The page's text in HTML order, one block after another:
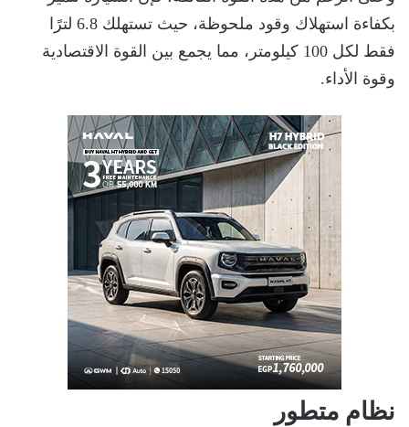
بكفاءة استهلاك وقود ملحوظة، حيث تستهلك 6.8 لترًا
فقط لكل 100 كيلومتر، مما يجمع بين القوة الاقتصادية
وقوة الأداء.
نظام متطور